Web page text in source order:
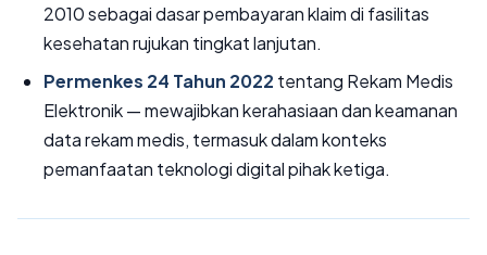
2010 sebagai dasar pembayaran klaim di fasilitas
kesehatan rujukan tingkat lanjutan.
Permenkes 24 Tahun 2022 tentang Rekam Medis
Elektronik — mewajibkan kerahasiaan dan keamanan
data rekam medis, termasuk dalam konteks
pemanfaatan teknologi digital pihak ketiga.